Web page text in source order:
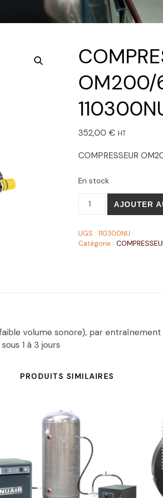
OM200/
352,00 € HT
COMPRESSEUR
En stock
AJOUTER
UGS : 110300NU
Catégorie :
volume sonore), par
1 à 3 jours
PRODUITS SIMILAIRES